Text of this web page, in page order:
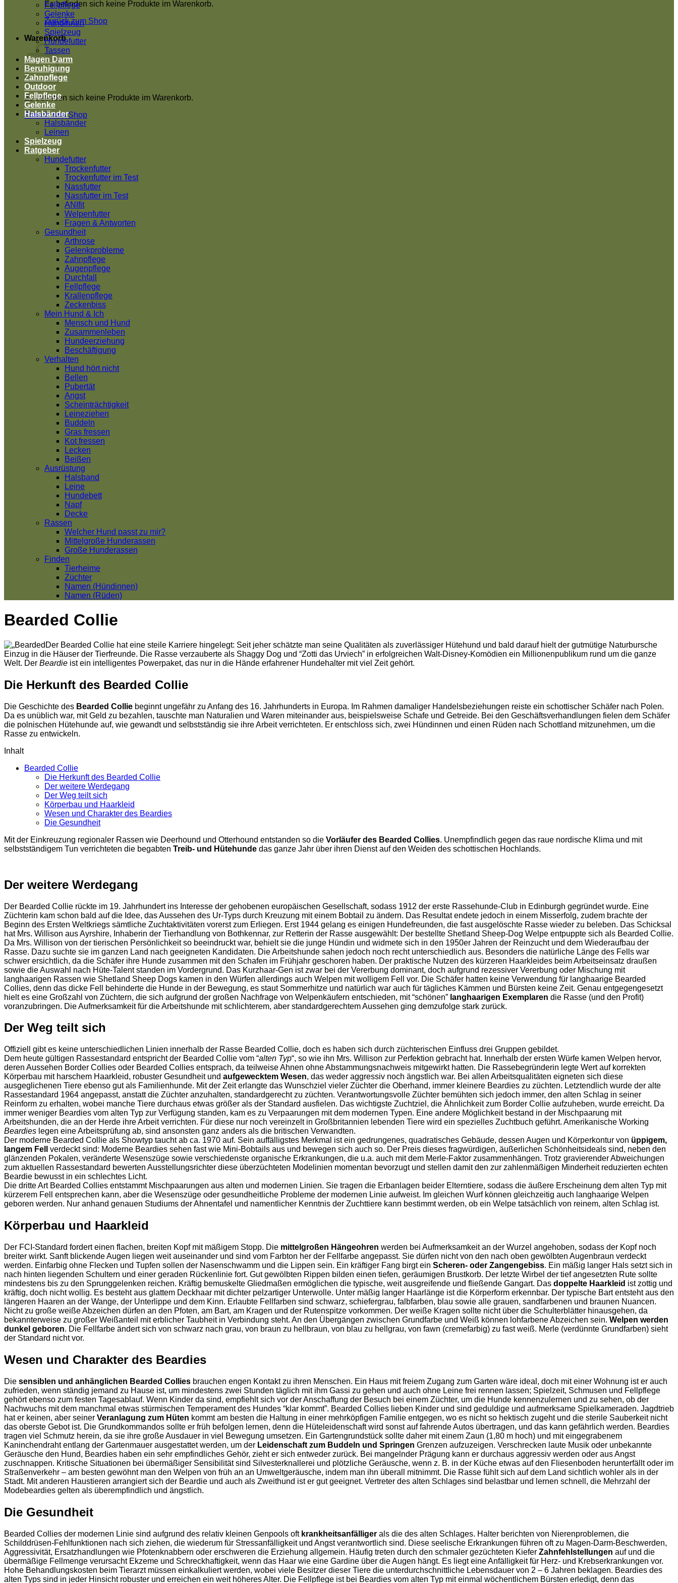
Es befinden sich keine Produkte im Warenkorb.
Zurück zum Shop
Warenkorb
Es befinden sich keine Produkte im Warenkorb.
Zurück zum Shop
Fellpflege
Gelenke
Hündinnen
Spielzeug
Hundefutter
Tassen
Magen Darm
Beruhigung
Zahnpflege
Outdoor
Fellpflege
Gelenke
Halsbänder
Halsbänder
Leinen
Spielzeug
Ratgeber
Hundefutter
Trockenfutter
Trockenfutter im Test
Nassfutter
Nassfutter im Test
ANIfit
Welpenfutter
Fragen & Antworten
Gesundheit
Arthrose
Gelenkprobleme
Zahnpflege
Augenpflege
Durchfall
Fellpflege
Krallenpflege
Zeckenbiss
Mein Hund & Ich
Mensch und Hund
Zusammenleben
Hundeerziehung
Beschäftigung
Verhalten
Hund hört nicht
Bellen
Pubertät
Angst
Scheinträchtigkeit
Leineziehen
Buddeln
Gras fressen
Kot fressen
Lecken
Beißen
Ausrüstung
Halsband
Leine
Hundebett
Napf
Decke
Rassen
Welcher Hund passt zu mir?
Mittelgroße Hunderassen
Große Hunderassen
Finden
Tierheime
Züchter
Namen (Hündinnen)
Namen (Rüden)
Bearded Collie
Der Bearded Collie hat eine steile Karriere hingelegt: Seit jeher schätzte man seine Qualitäten als zuverlässiger Hütehund und bald darauf hielt der gutmütige Naturbursche
Einzug in die Häuser der Tierfreunde. Die Rasse verzauberte als Shaggy Dog und “Zotti das Urviech” in erfolgreichen Walt-Disney-Komödien ein Millionenpublikum rund um die ganze
Welt. Der Beardie ist ein intelligentes Powerpaket, das nur in die Hände erfahrener Hundehalter mit viel Zeit gehört.
Die Herkunft des Bearded Collie
Die Geschichte des Bearded Collie beginnt ungefähr zu Anfang des 16. Jahrhunderts in Europa. Im Rahmen damaliger Handelsbeziehungen reiste ein schottischer Schäfer nach Polen.
Da es unüblich war, mit Geld zu bezahlen, tauschte man Naturalien und Waren miteinander aus, beispielsweise Schafe und Getreide. Bei den Geschäftsverhandlungen fielen dem Schäfer
die polnischen Hütehunde auf, wie gewandt und selbstständig sie ihre Arbeit verrichteten. Er entschloss sich, zwei Hündinnen und einen Rüden nach Schottland mitzunehmen, um die
Rasse zu entwickeln.
Inhalt
Bearded Collie
Die Herkunft des Bearded Collie
Der weitere Werdegang
Der Weg teilt sich
Körperbau und Haarkleid
Wesen und Charakter des Beardies
Die Gesundheit
Mit der Einkreuzung regionaler Rassen wie Deerhound und Otterhound entstanden so die Vorläufer des Bearded Collies. Unempfindlich gegen das raue nordische Klima und mit
selbstständigem Tun verrichteten die begabten Treib- und Hütehunde das ganze Jahr über ihren Dienst auf den Weiden des schottischen Hochlands.
Der weitere Werdegang
Der Bearded Collie rückte im 19. Jahrhundert ins Interesse der gehobenen europäischen Gesellschaft, sodass 1912 der erste Rassehunde-Club in Edinburgh gegründet wurde. Eine
Züchterin kam schon bald auf die Idee, das Aussehen des Ur-Typs durch Kreuzung mit einem Bobtail zu ändern. Das Resultat endete jedoch in einem Misserfolg, zudem brachte der
Beginn des Ersten Weltkriegs sämtliche Zuchtaktivitäten vorerst zum Erliegen. Erst 1944 gelang es einigen Hundefreunden, die fast ausgelöschte Rasse wieder zu beleben. Das Schicksal
hat Mrs. Willison aus Ayrshire, Inhaberin der Tierhandlung von Bothkennar, zur Retterin der Rasse ausgewählt: Der bestellte Shetland Sheep-Dog Welpe entpuppte sich als Bearded Collie.
Da Mrs. Willison von der tierischen Persönlichkeit so beeindruckt war, behielt sie die junge Hündin und widmete sich in den 1950er Jahren der Reinzucht und dem Wiederaufbau der
Rasse. Dazu suchte sie im ganzen Land nach geeigneten Kandidaten. Die Arbeitshunde sahen jedoch noch recht unterschiedlich aus. Besonders die natürliche Länge des Fells war
schwer ersichtlich, da die Schäfer ihre Hunde zusammen mit den Schafen im Frühjahr geschoren haben. Der praktische Nutzen des kürzeren Haarkleides beim Arbeitseinsatz draußen
sowie die Auswahl nach Hüte-Talent standen im Vordergrund. Das Kurzhaar-Gen ist zwar bei der Vererbung dominant, doch aufgrund rezessiver Vererbung oder Mischung mit
langhaarigen Rassen wie Shetland Sheep Dogs kamen in den Würfen allerdings auch Welpen mit wolligem Fell vor. Die Schäfer hatten keine Verwendung für langhaarige Bearded
Collies, denn das dicke Fell behinderte die Hunde in der Bewegung, es staut Sommerhitze und natürlich war auch für tägliches Kämmen und Bürsten keine Zeit. Genau entgegengesetzt
hielt es eine Großzahl von Züchtern, die sich aufgrund der großen Nachfrage von Welpenkäufern entschieden, mit “schönen” langhaarigen Exemplaren die Rasse (und den Profit)
voranzubringen. Die Aufmerksamkeit für die Arbeitshunde mit schlichterem, aber standardgerechtem Aussehen ging demzufolge stark zurück.
Der Weg teilt sich
Offiziell gibt es keine unterschiedlichen Linien innerhalb der Rasse Bearded Collie, doch es haben sich durch züchterischen Einfluss drei Gruppen gebildet.
Dem heute gültigen Rassestandard entspricht der Bearded Collie vom “alten Typ“, so wie ihn Mrs. Willison zur Perfektion gebracht hat. Innerhalb der ersten Würfe kamen Welpen hervor,
deren Aussehen Border Collies oder Bearded Collies entsprach, da teilweise Ahnen ohne Abstammungsnachweis mitgewirkt hatten. Die Rassebegründerin legte Wert auf korrekten
Körperbau mit harschem Haarkleid, robuster Gesundheit und aufgewecktem Wesen, das weder aggressiv noch ängstlich war. Bei allen Arbeitsqualitäten eigneten sich diese
ausgeglichenen Tiere ebenso gut als Familienhunde. Mit der Zeit erlangte das Wunschziel vieler Züchter die Oberhand, immer kleinere Beardies zu züchten. Letztendlich wurde der alte
Rassestandard 1964 angepasst, anstatt die Züchter anzuhalten, standardgerecht zu züchten. Verantwortungsvolle Züchter bemühten sich jedoch immer, den alten Schlag in seiner
Reinform zu erhalten, wobei manche Tiere durchaus etwas größer als der Standard ausfielen. Das wichtigste Zuchtziel, die Ähnlichkeit zum Border Collie aufzuheben, wurde erreicht. Da
immer weniger Beardies vom alten Typ zur Verfügung standen, kam es zu Verpaarungen mit dem modernen Typen. Eine andere Möglichkeit bestand in der Mischpaarung mit
Arbeitshunden, die an der Herde ihre Arbeit verrichten. Für diese nur noch vereinzelt in Großbritannien lebenden Tiere wird ein spezielles Zuchtbuch geführt. Amerikanische Working
Beardies legen eine Arbeitsprüfung ab, sind ansonsten ganz anders als die britischen Verwandten.
Der moderne Bearded Collie als Showtyp taucht ab ca. 1970 auf. Sein auffälligstes Merkmal ist ein gedrungenes, quadratisches Gebäude, dessen Augen und Körperkontur von üppigem,
langem Fell
verdeckt sind: Moderne Beardies sehen fast wie Mini-Bobtails aus und bewegen sich auch so. Der Preis dieses fragwürdigen, äußerlichen Schönheitsideals sind, neben den
glänzenden Pokalen, veränderte Wesenszüge sowie verschiedenste organische Erkrankungen, die u.a. auch mit dem Merle-Faktor zusammenhängen. Trotz gravierender Abweichungen
zum aktuellen Rassestandard bewerten Ausstellungsrichter diese überzüchteten Modelinien momentan bevorzugt und stellen damit den zur zahlenmäßigen Minderheit reduzierten echten
Beardie bewusst in ein schlechtes Licht.
Die dritte Art Bearded Collies entstammt Mischpaarungen aus alten und modernen Linien. Sie tragen die Erbanlagen beider Elterntiere, sodass die äußere Erscheinung dem alten Typ mit
kürzerem Fell entsprechen kann, aber die Wesenszüge oder gesundheitliche Probleme der modernen Linie aufweist. Im gleichen Wurf können gleichzeitig auch langhaarige Welpen
geboren werden. Nur anhand genauen Studiums der Ahnentafel und namentlicher Kenntnis der Zuchttiere kann bestimmt werden, ob ein Welpe tatsächlich von reinem, alten Schlag ist.
Körperbau und Haarkleid
Der FCI-Standard fordert einen flachen, breiten Kopf mit mäßigem Stopp. Die mittelgroßen Hängeohren werden bei Aufmerksamkeit an der Wurzel angehoben, sodass der Kopf noch
breiter wirkt. Sanft blickende Augen liegen weit auseinander und sind vom Farbton her der Fellfarbe angepasst. Sie dürfen nicht von den nach oben gewölbten Augenbraun verdeckt
werden. Einfarbig ohne Flecken und Tupfen sollen der Nasenschwamm und die Lippen sein. Ein kräftiger Fang birgt ein Scheren- oder Zangengebiss. Ein mäßig langer Hals setzt sich in
nach hinten liegenden Schultern und einer geraden Rückenlinie fort. Gut gewölbten Rippen bilden einen tiefen, geräumigen Brustkorb. Der letzte Wirbel der tief angesetzten Rute sollte
mindestens bis zu den Sprunggelenken reichen. Kräftig bemuskelte Gliedmaßen ermöglichen die typische, weit ausgreifende und fließende Gangart. Das doppelte Haarkleid ist zottig und
kräftig, doch nicht wollig. Es besteht aus glattem Deckhaar mit dichter pelzartiger Unterwolle. Unter mäßig langer Haarlänge ist die Körperform erkennbar. Der typische Bart entsteht aus den
längeren Haaren an der Wange, der Unterlippe und dem Kinn. Erlaubte Fellfarben sind schwarz, schiefergrau, falbfarben, blau sowie alle grauen, sandfarbenen und braunen Nuancen.
Nicht zu große weiße Abzeichen dürfen an den Pfoten, am Bart, am Kragen und der Rutenspitze vorkommen. Der weiße Kragen sollte nicht über die Schulterblätter hinausgehen, da
bekannterweise zu großer Weißanteil mit erblicher Taubheit in Verbindung steht. An den Übergängen zwischen Grundfarbe und Weiß können lohfarbene Abzeichen sein. Welpen werden
dunkel geboren. Die Fellfarbe ändert sich von schwarz nach grau, von braun zu hellbraun, von blau zu hellgrau, von fawn (cremefarbig) zu fast weiß. Merle (verdünnte Grundfarben) sieht
der Standard nicht vor.
Wesen und Charakter des Beardies
Die sensiblen und anhänglichen Bearded Collies brauchen engen Kontakt zu ihren Menschen. Ein Haus mit freiem Zugang zum Garten wäre ideal, doch mit einer Wohnung ist er auch
zufrieden, wenn ständig jemand zu Hause ist, um mindestens zwei Stunden täglich mit ihm Gassi zu gehen und auch ohne Leine frei rennen lassen; Spielzeit, Schmusen und Fellpflege
gehört ebenso zum festen Tagesablauf. Wenn Kinder da sind, empfiehlt sich vor der Anschaffung der Besuch bei einem Züchter, um die Hunde kennenzulernen und zu sehen, ob der
Nachwuchs mit dem manchmal etwas stürmischen Temperament des Hundes “klar kommt”. Bearded Collies lieben Kinder und sind geduldige und aufmerksame Spielkameraden. Jagdtrieb
hat er keinen, aber seiner Veranlagung zum Hüten kommt am besten die Haltung in einer mehrköpfigen Familie entgegen, wo es nicht so hektisch zugeht und die sterile Sauberkeit nicht
das oberste Gebot ist. Die Grundkommandos sollte er früh befolgen lernen, denn die Hüteleidenschaft wird sonst auf fahrende Autos übertragen, und das kann gefährlich werden. Beardies
tragen viel Schmutz herein, da sie ihre große Ausdauer in viel Bewegung umsetzen. Ein Gartengrundstück sollte daher mit einem Zaun (1,80 m hoch) und mit eingegrabenem
Kaninchendraht entlang der Gartenmauer ausgestattet werden, um der Leidenschaft zum Buddeln und Springen Grenzen aufzuzeigen. Verschrecken laute Musik oder unbekannte
Geräusche den Hund, Beardies haben ein sehr empfindliches Gehör, zieht er sich entweder zurück. Bei mangelnder Prägung kann er durchaus aggressiv werden oder aus Angst
zuschnappen. Kritische Situationen bei übermäßiger Sensibilität sind Silvesterknallerei und plötzliche Geräusche, wenn z. B. in der Küche etwas auf den Fliesenboden herunterfällt oder im
Straßenverkehr – am besten gewöhnt man den Welpen von früh an an Umweltgeräusche, indem man ihn überall mitnimmt. Die Rasse fühlt sich auf dem Land sichtlich wohler als in der
Stadt. Mit anderen Haustieren arrangiert sich der Beardie und auch als Zweithund ist er gut geeignet. Vertreter des alten Schlages sind belastbar und lernen schnell, die Mehrzahl der
Modebeardies gelten als überempfindlich und ängstlich.
Die Gesundheit
Bearded Collies der modernen Linie sind aufgrund des relativ kleinen Genpools oft krankheitsanfälliger als die des alten Schlages. Halter berichten von Nierenproblemen, die
Schilddrüsen-Fehlfunktionen nach sich ziehen, die wiederum für Stressanfälligkeit und Angst verantwortlich sind. Diese seelische Erkrankungen führen oft zu Magen-Darm-Beschwerden,
Aggressivität, Ersatzhandlungen wie Pfotenknabbern oder erschweren die Erziehung allgemein. Häufig treten durch den schmaler gezüchteten Kiefer Zahnfehlstellungen auf und die
übermäßige Fellmenge verursacht Ekzeme und Schreckhaftigkeit, wenn das Haar wie eine Gardine über die Augen hängt. Es liegt eine Anfälligkeit für Herz- und Krebserkrankungen vor.
Hohe Behandlungskosten beim Tierarzt müssen einkalkuliert werden, wobei viele Besitzer dieser Tiere die unterdurchschnittliche Lebensdauer von 2 – 6 Jahren beklagen. Beardies des
alten Typs sind in jeder Hinsicht robuster und erreichen ein weit höheres Alter. Die Fellpflege ist bei Beardies vom alten Typ mit einmal wöchentlichem Bürsten erledigt, denn das